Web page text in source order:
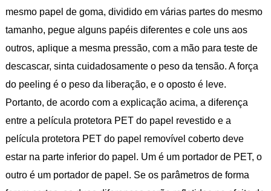
mesmo papel de goma, dividido em várias partes do mesmo
tamanho, pegue alguns papéis diferentes e cole uns aos
outros, aplique a mesma pressão, com a mão para teste de
descascar, sinta cuidadosamente o peso da tensão. A força
do peeling é o peso da liberação, e o oposto é leve.
Portanto, de acordo com a explicação acima, a diferença
entre a película protetora PET do papel revestido e a
película protetora PET do papel removível coberto deve
estar na parte inferior do papel. Um é um portador de PET, o
outro é um portador de papel. Se os parâmetros de forma